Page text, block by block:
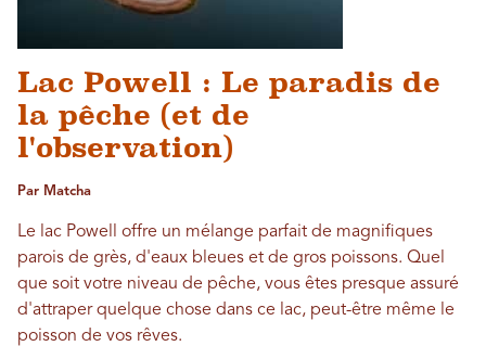
Lac Powell : Le paradis de
la pêche (et de
l'observation)
Par Matcha
Le lac Powell offre un mélange parfait de magnifiques
parois de grès, d'eaux bleues et de gros poissons. Quel
que soit votre niveau de pêche, vous êtes presque assuré
d'attraper quelque chose dans ce lac, peut-être même le
poisson de vos rêves.